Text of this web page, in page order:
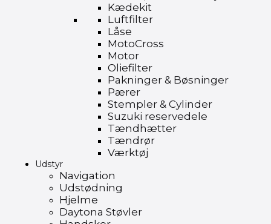
Kædekit
Luftfilter
Låse
MotoCross
Motor
Oliefilter
Pakninger & Bøsninger
Pærer
Stempler & Cylinder
Suzuki reservedele
Tændhætter
Tændrør
Værktøj
Udstyr
Navigation
Udstødning
Hjelme
Daytona Støvler